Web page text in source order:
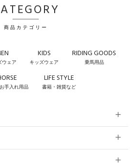
商品カテゴリー
ウェア
KIDS
キッズウェア
RIDING GOODS
乗馬用品
手入れ用品
LIFE STYLE
書籍・雑貨など